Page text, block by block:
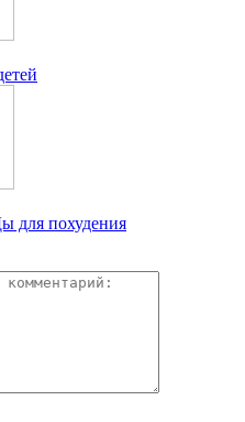
для похудения